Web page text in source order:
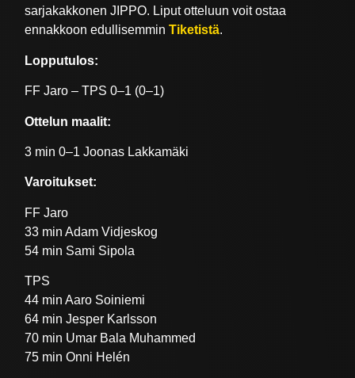
sarjakakkonen JIPPO. Liput otteluun voit ostaa
ennakkoon edullisemminTiketistä.
Lopputulos:
FF Jaro – TPS 0–1 (0–1)
Ottelun maalit:
3 min 0–1 Joonas Lakkamäki
Varoitukset:
FF Jaro
33 min Adam Vidjeskog
54 min Sami Sipola
TPS
44 min Aaro Soiniemi
64 min Jesper Karlsson
70 min Umar Bala Muhammed
75 min Onni Helén